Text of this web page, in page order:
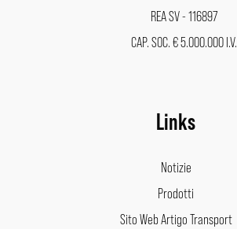
REA SV - 116897
CAP. SOC. € 5.000.000 I.V.
Links
Notizie
Prodotti
Sito Web Artigo Transport